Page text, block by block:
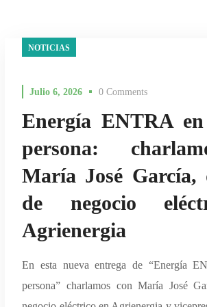
NOTICIAS
Julio 6, 2026 0 Comments
Energía ENTRA
persona:
María José García,
de negocio
Agrienergia
En esta nueva entrega de “Energía
persona” charlamos con María José